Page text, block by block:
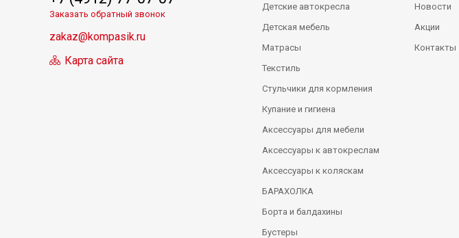
Заказать обратный звонок
zakaz@kompasik.ru
Карта сайта
Детские автокресла
Детская мебель
Матрасы
Текстиль
Стульчики для кормления
Купание и гигиена
Аксессуары для мебели
Аксессуары к автокреслам
Аксессуары к коляскам
БАРАХОЛКА
Борта и балдахины
Бустеры
Новости
Акции
Контакты